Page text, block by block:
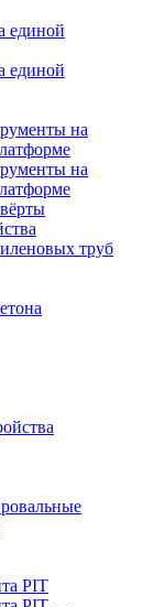
единой
единой
на
на
труб
PIT